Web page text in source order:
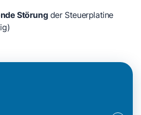
Störungder Steuerplatine